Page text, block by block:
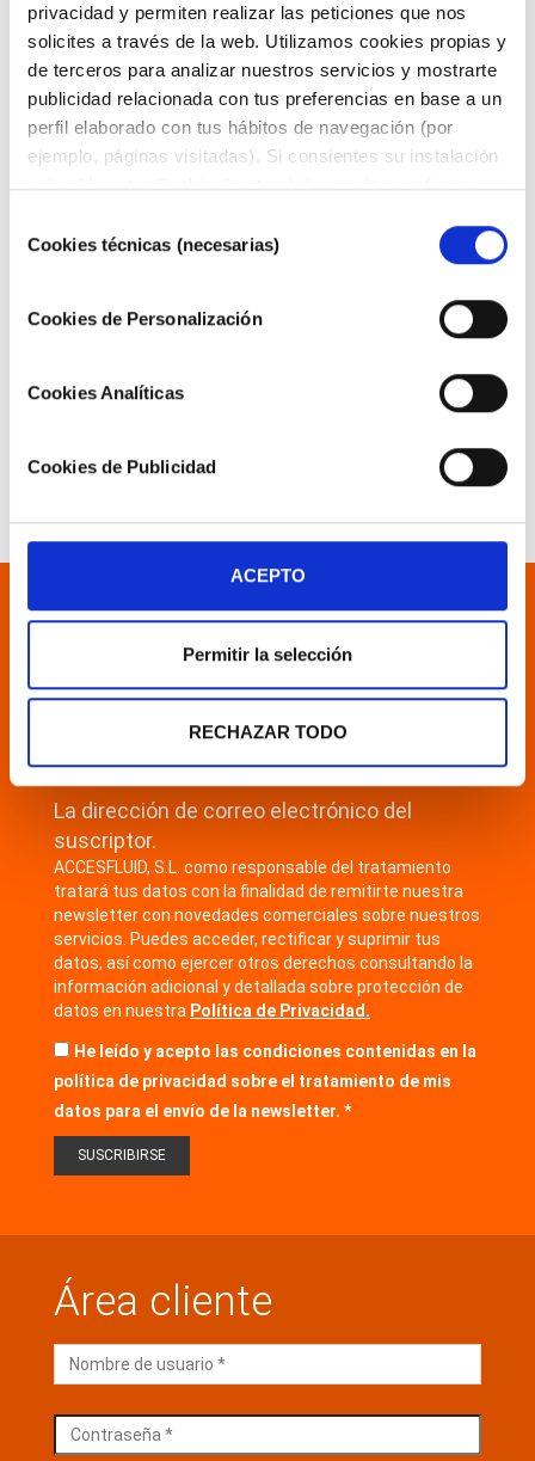
privacidad y permiten realizar las peticiones que nos
solicites a través de la web. Utilizamos cookies propias y
de terceros para analizar nuestros servicios y mostrarte
publicidad relacionada con tus preferencias en base a un
perfil elaborado con tus hábitos de navegación (por
ejemplo, páginas visitadas). Si consientes su instalación
pulsa "Aceptar Cookies", o también puedes configurar
información en nuestraPolítica de Cookies"
deCookies técnicas (necesarias)
Cookies de Personalización
Cookies Analíticas
Cookies de Publicidad
ACEPTO
Permitir la selección
RECHAZAR TODO
AMPLIFICADOR DE AIRE
“AIR AMPLIFIER”
APLICACIÓN TÉCNICA DEL
SOPLADO
WIPE”
Suscribirse
¡Manténgase informado de nuestras
La dirección de correo electrónico del
suscriptor.
ACCESFLUID, S.L. como responsable del tratamiento
tratará tus datos con la finalidad de remitirte nuestra
newsletter con novedades comerciales sobre nuestros
servicios. Puedes acceder, rectificar y suprimir tus
datos, así como ejercer otros derechos consultando la
información adicional y detallada sobre protección de
datos en nuestra Política de Privacidad.
He leído y acepto las condiciones contenidas en la
política de privacidad sobre el tratamiento de mis
datos para el envío de la newsletter.
Área cliente